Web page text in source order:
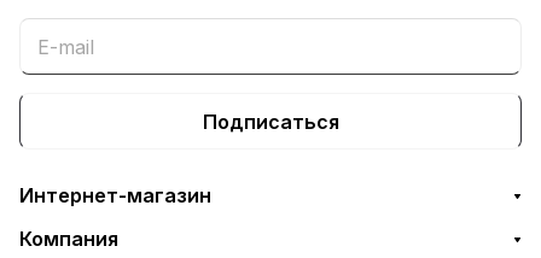
Подписаться
Интернет-магазин
Компания